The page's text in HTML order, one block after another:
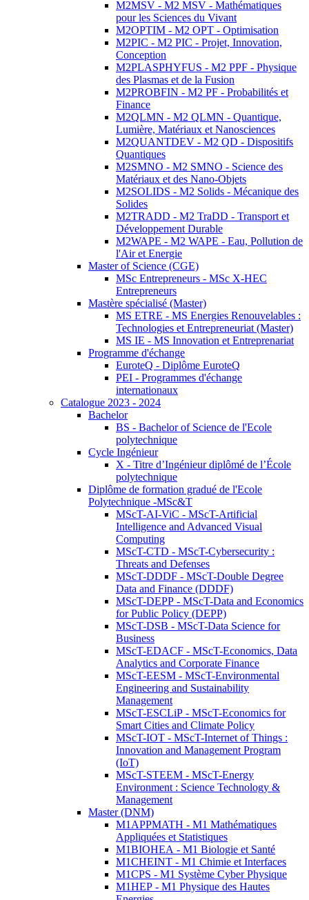
M2MSV - M2 MSV - Mathématiques
pour les Sciences du Vivant
M2OPTIM - M2 OPT - Optimisation
M2PIC - M2 PIC - Projet, Innovation,
Conception
M2PLASPHYFUS - M2 PPF - Physique
des Plasmas et de la Fusion
M2PROBFIN - M2 PF - Probabilités et
Finance
M2QLMN - M2 QLMN - Quantique,
Lumière, Matériaux et Nanosciences
M2QUANTDEV - M2 QD - Dispositifs
Quantiques
M2SMNO - M2 SMNO - Science des
Matériaux et des Nano-Objets
M2SOLIDS - M2 Solids - Mécanique des
Solides
M2TRADD - M2 TraDD - Transport et
Développement Durable
M2WAPE - M2 WAPE - Eau, Pollution de
l'Air et Energie
Master of Science (CGE)
MSc Entrepreneurs - MSc X-HEC
Entrepreneurs
Mastère spécialisé (Master)
MS ETRE - MS Energies Renouvelables :
Technologies et Entrepreneuriat (Master)
MS IE - MS Innovation et Entreprenariat
Programme d'échange
EuroteQ - Diplôme EuroteQ
PEI - Programmes d'échange
internationaux
Catalogue 2023 - 2024
Bachelor
BS - Bachelor of Science de l'Ecole
polytechnique
Cycle Ingénieur
X - Titre d’Ingénieur diplômé de l’École
polytechnique
Diplôme de formation gradué de l'Ecole
Polytechnique -MSc&T
MScT-AI-ViC - MScT-Artificial
Intelligence and Advanced Visual
Computing
MScT-CTD - MScT-Cybersecurity :
Threats and Defenses
MScT-DDDF - MScT-Double Degree
Data and Finance (DDDF)
MScT-DEPP - MScT-Data and Economics
for Public Policy (DEPP)
MScT-DSB - MScT-Data Science for
Business
MScT-EDACF - MScT-Economics, Data
Analytics and Corporate Finance
MScT-EESM - MScT-Environmental
Engineering and Sustainability
Management
MScT-ESCLiP - MScT-Economics for
Smart Cities and Climate Policy
MScT-IOT - MScT-Internet of Things :
Innovation and Management Program
(IoT)
MScT-STEEM - MScT-Energy
Environment : Science Technology &
Management
Master (DNM)
M1APPMATH - M1 Mathématiques
Appliquées et Statistiques
M1BIOHEA - M1 Biologie et Santé
M1CHEINT - M1 Chimie et Interfaces
M1CPS - M1 Système Cyber Physique
M1HEP - M1 Physique des Hautes